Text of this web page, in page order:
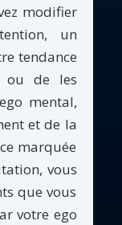
modifier
un
tendance
ou de les
mental,
et de la
marquée
vous
que vous
votre ego